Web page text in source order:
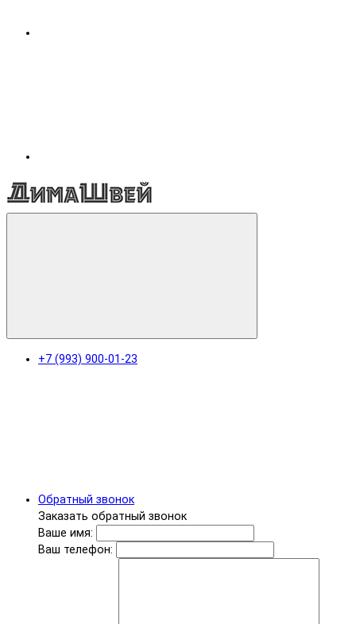
+7 (993) 900-01-23
Обратный звонок
Заказать обратный звонок
Ваше имя:
Ваш телефон: